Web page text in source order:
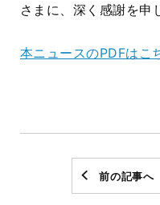
さまに、深く感謝を申
本ニュースのPDFはこ
前の記事へ